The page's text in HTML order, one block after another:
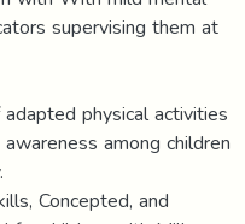
supervising them at
physical activities
among children
Concepted, and